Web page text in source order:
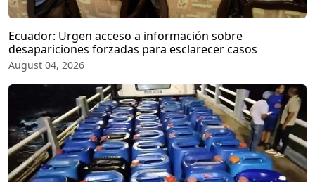
Ecuador: Urgen acceso a información sobre
desapariciones forzadas para esclarecer casos
August 04, 2026